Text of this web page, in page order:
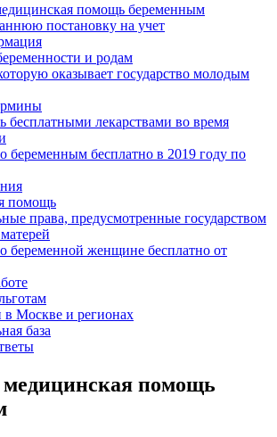
помощь беременным
постановку на учет
и родам
оказывает государство молодым
бесплатными лекарствами во время
беременным бесплатно в 2019 году по
помощь
права, предусмотренные государством
беременной женщине бесплатно от
в Москве и регионах
база
медицинская помощь